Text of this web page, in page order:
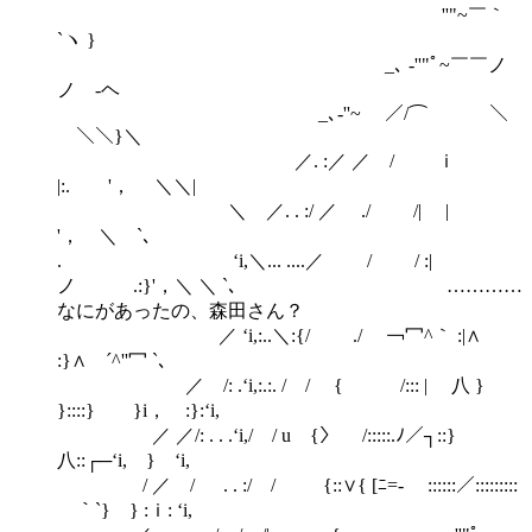
''"~￣｀
`ヽ }
_､ ‐''"ﾟ~￣￣ノ
ノ -ヘ
_､‐''~ ／/⌒ ＼
￣＼＼}＼
／. :／ ／ / ｉ
|:. '， ＼＼|
＼ ／. . :/ ／ ./ /| |
'， ＼ `､
. ‘i,＼... ....／ / / :|
ノ .:}'，＼ ＼ `､ …………
なにがあったの、森田さん？
／ ‘i,:..＼:{/ ./ ￢冖^｀ :|∧
:}∧ ´^''冖 `､
／ /: .‘i,:.:. / / { /::: | 八 }
}::::} }i， :}:‘i,
／ ／/: . . .‘i,/ / u {〉 /:::::.ﾉ／┐::}
八::┌─‘i, } ‘i,
/ ／ / . . :/ / {::∨{ [ﾆ=- ￣::::::／:::::::::
￣｀`} } :ｉ: ‘i,